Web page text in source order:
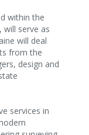
within the
will serve as
will deal
from the
design and
services in